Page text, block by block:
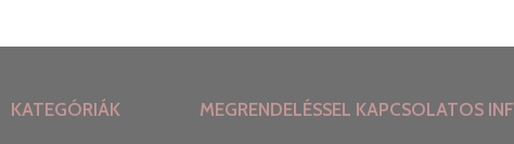
KATEGÓRIÁK MEGRENDELÉSSEL KAPCSOLATOS